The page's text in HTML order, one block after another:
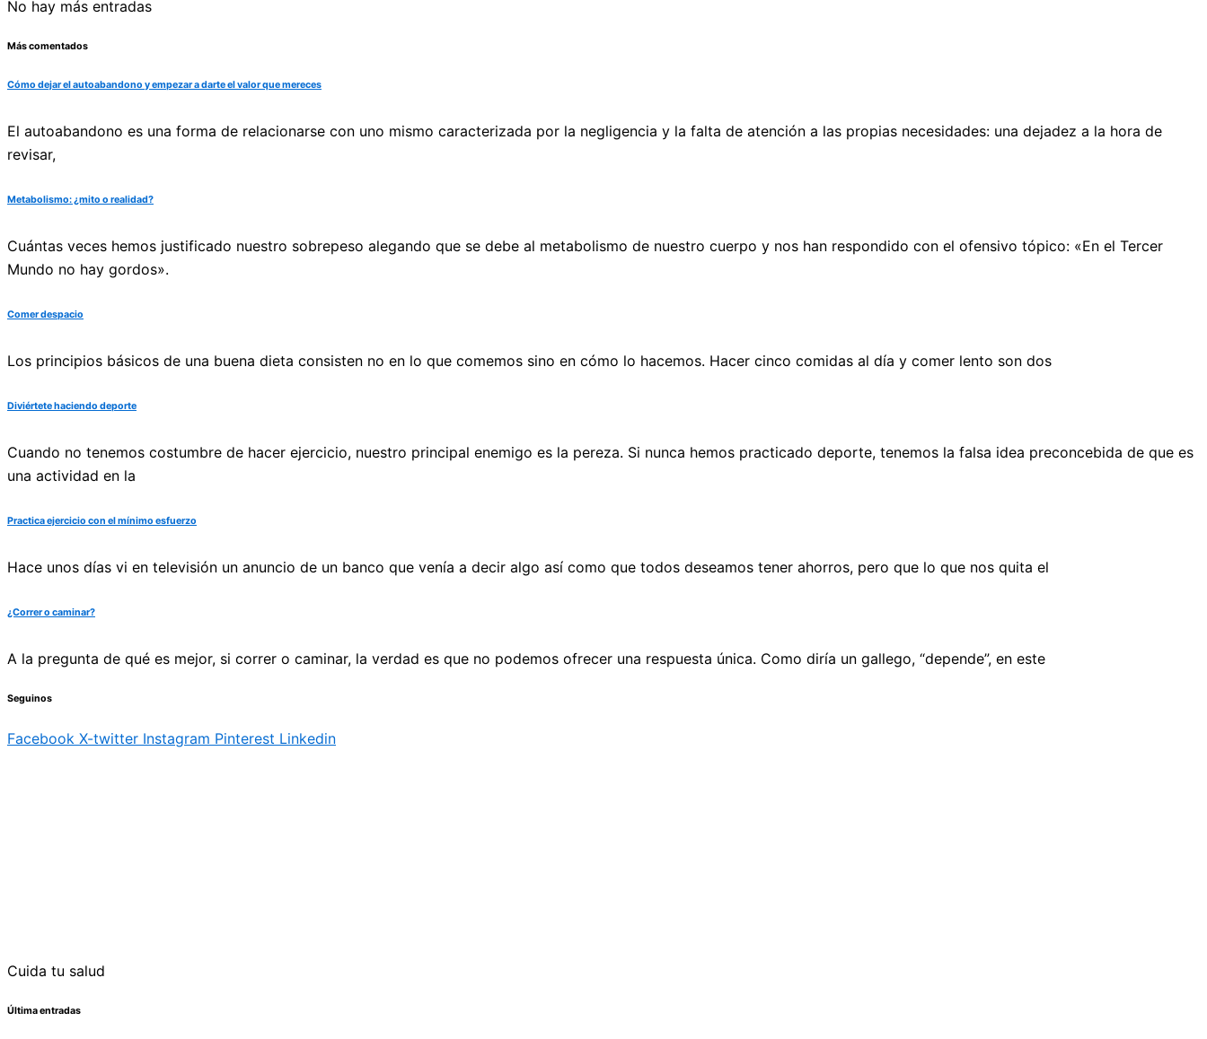
No hay más entradas
Más comentados
Cómo dejar el autoabandono y empezar a darte el valor que mereces
El autoabandono es una forma de relacionarse con uno mismo caracterizada por la negligencia y la falta de atención a las propias necesidades: una dejadez a la hora de
revisar,
Metabolismo: ¿mito o realidad?
Cuántas veces hemos justificado nuestro sobrepeso alegando que se debe al metabolismo de nuestro cuerpo y nos han respondido con el ofensivo tópico: «En el Tercer
Mundo no hay gordos».
Comer despacio
Los principios básicos de una buena dieta consisten no en lo que comemos sino en cómo lo hacemos. Hacer cinco comidas al día y comer lento son dos
Diviértete haciendo deporte
Cuando no tenemos costumbre de hacer ejercicio, nuestro principal enemigo es la pereza. Si nunca hemos practicado deporte, tenemos la falsa idea preconcebida de que es
una actividad en la
Practica ejercicio con el mínimo esfuerzo
Hace unos días vi en televisión un anuncio de un banco que venía a decir algo así como que todos deseamos tener ahorros, pero que lo que nos quita el
¿Correr o caminar?
A la pregunta de qué es mejor, si correr o caminar, la verdad es que no podemos ofrecer una respuesta única. Como diría un gallego, “depende”, en este
Seguinos
Facebook X-twitter Instagram Pinterest Linkedin
Cuida tu salud
Última entradas